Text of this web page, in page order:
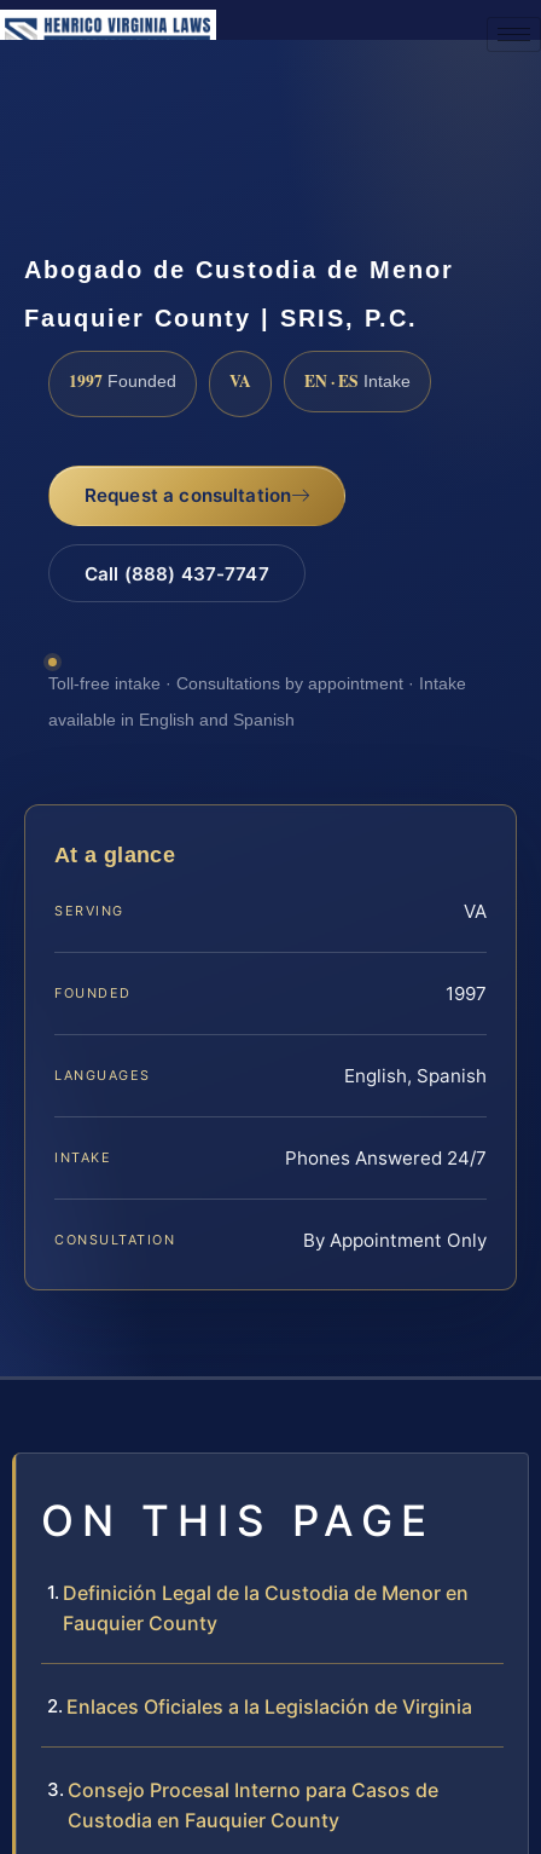
Abogado de Custodia de Menor
Fauquier County | SRIS, P.C.
1997 Founded VA EN · ES Intake
Request a consultation
Call (888) 437-7747
Toll-free intake · Consultations by appointment · Intake
available in English and Spanish
At a glance
SERVING VA
FOUNDED 1997
LANGUAGES English, Spanish
INTAKE Phones Answered 24/7
CONSULTATION By Appointment Only
ON THIS PAGE
Definición Legal de la Custodia de Menor en
Fauquier County
Enlaces Oficiales a la Legislación de Virginia
Consejo Procesal Interno para Casos de
Custodia en Fauquier County